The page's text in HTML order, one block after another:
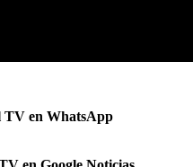
TV en WhatsApp